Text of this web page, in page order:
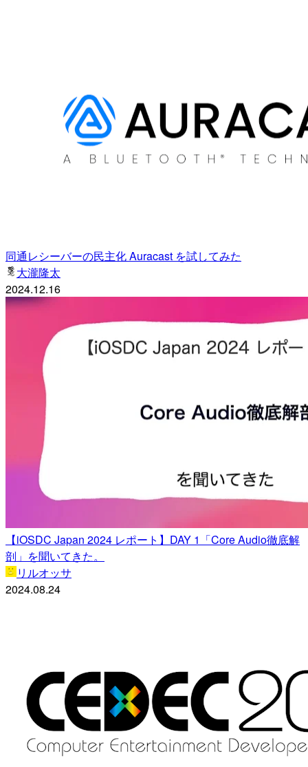
同通レシーバーの民主化 Auracast を試してみた
大瀧隆太
2024.12.16
【iOSDC Japan 2024 レポート】DAY 1「Core Audio徹底解
剖」を聞いてきた。
リルオッサ
2024.08.24